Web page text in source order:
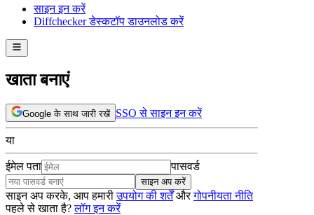
साइन इन करें
Diffchecker डेस्कटॉप डाउनलोड करें
खाता बनाएं
Google के साथ जारी रखें SSO से साइन इन करें
या
ईमेल पता पासवर्ड
साइन अप करें
साइन अप करके, आप हमारी उपयोग की शर्तें और गोपनीयता नीति
पहले से खाता है? लॉग इन करें